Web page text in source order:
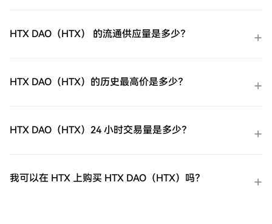
HTX DAO（HTX） 的流通供应量是多少？
HTX DAO（HTX）的历史最高价是多少？
HTX DAO（HTX）24 小时交易量是多少？
我可以在 HTX 上购买 HTX DAO（HTX）吗？